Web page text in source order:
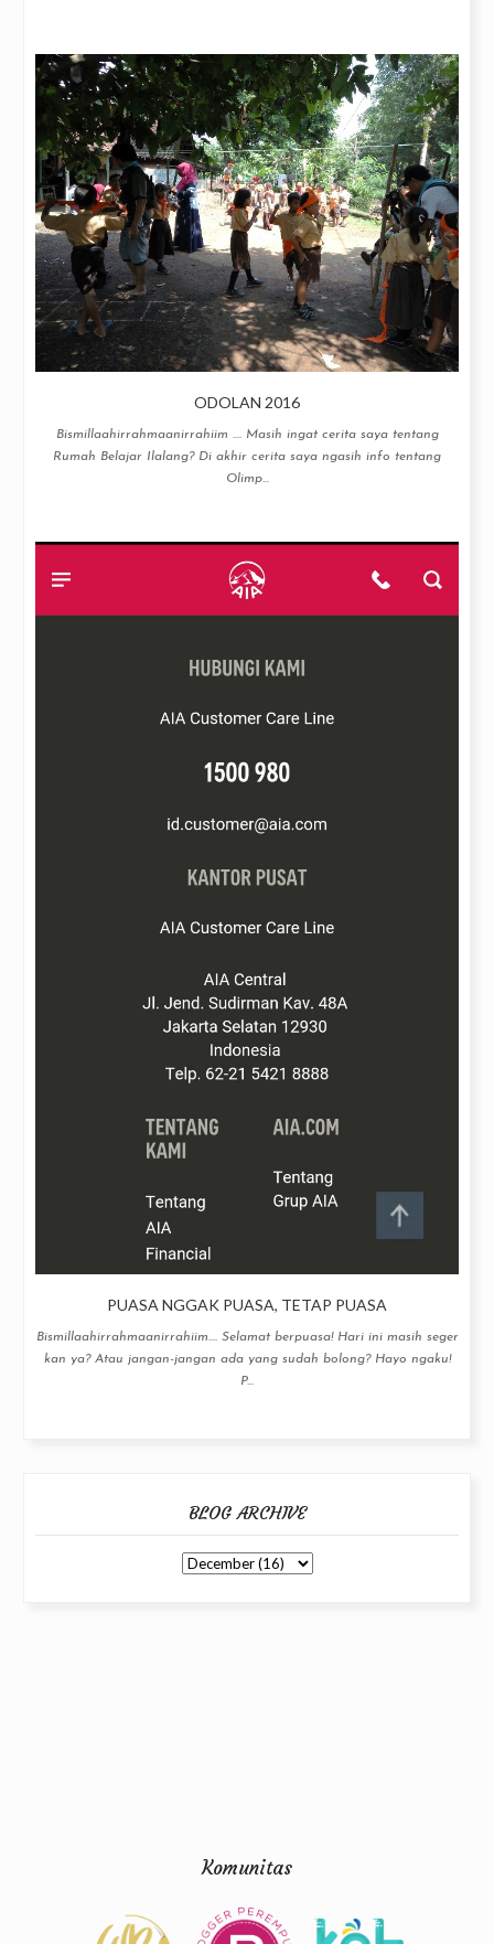
ODOLAN 2016
Bismillaahirrahmaanirrahiim .... Masih ingat cerita saya tentang
Rumah Belajar Ilalang? Di akhir cerita saya ngasih info tentang
Olimp...
PUASA NGGAK PUASA, TETAP PUASA
Bismillaahirrahmaanirrahiim.... Selamat berpuasa! Hari ini masih seger
kan ya? Atau jangan-jangan ada yang sudah bolong? Hayo ngaku!
P...
BLOG ARCHIVE
Komunitas